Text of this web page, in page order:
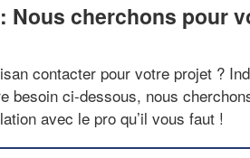
Nous cherchons pour
contacter pour votre projet ?
besoin ci-dessous, nous
avec le pro qu’il vous faut !